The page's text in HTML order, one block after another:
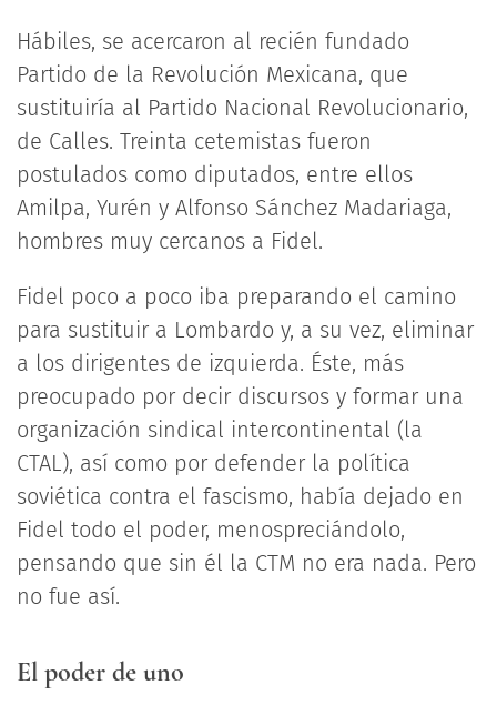
Hábiles, se acercaron al recién fundado
Partido de la Revolución Mexicana, que
sustituiría al Partido Nacional Revolucionario,
de Calles. Treinta cetemistas fueron
postulados como diputados, entre ellos
Amilpa, Yurén y Alfonso Sánchez Madariaga,
hombres muy cercanos a Fidel.
Fidel poco a poco iba preparando el camino
para sustituir a Lombardo y, a su vez, eliminar
a los dirigentes de izquierda. Éste, más
preocupado por decir discursos y formar una
organización sindical intercontinental (la
CTAL), así como por defender la política
soviética contra el fascismo, había dejado en
Fidel todo el poder, menospreciándolo,
pensando que sin él la CTM no era nada. Pero
no fue así.
El poder de uno